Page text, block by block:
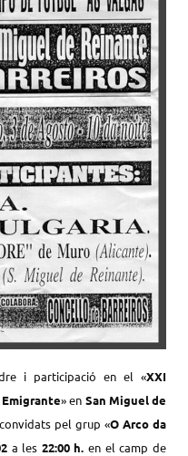
i participació en el «XXI
» en San Miguel de
pel grup «O Arco da
a les 22:00 h.en el camp de